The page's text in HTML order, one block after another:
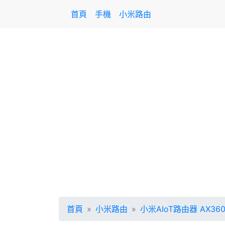
首頁 手機 小米路由
首頁 小米路由 小米AIoT路由器